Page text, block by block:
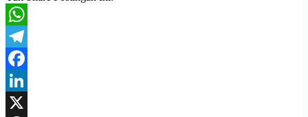
WhatsApp
Telegram
Facebook
LinkedIn